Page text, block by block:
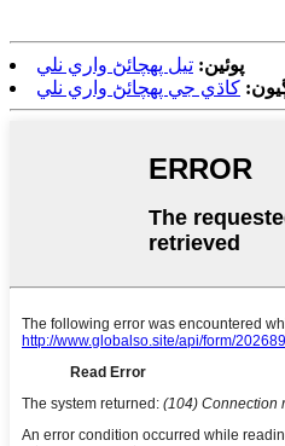
پوئين: تيل پهچائڻ واري نلي
کاڌي جي پهچائڻ واري نلي